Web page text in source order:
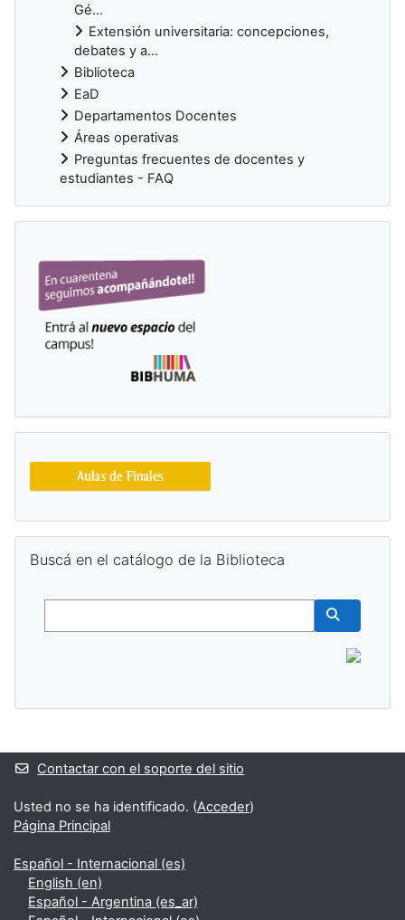
Gé...
Extensión universitaria: concepciones,
debates y a...
Biblioteca
EaD
Departamentos Docentes
Áreas operativas
Preguntas frecuentes de docentes y
estudiantes - FAQ
Buscá en el catálogo de la Biblioteca
Buscar
Bloques suplementarios
Contactar con el soporte del sitio
Usted no se ha identificado. (Acceder)
Página Principal
Español - Internacional ‎(es)‎
English ‎(en)‎
Español - Argentina ‎(es_ar)‎